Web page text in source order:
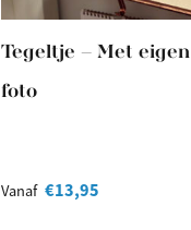
Tegeltje – Met eigen
foto
Vanaf €13,95